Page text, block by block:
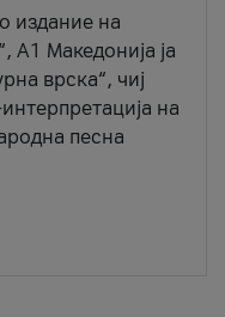
издание на
А1 Македонија ја
врска“, чиј
на
песна